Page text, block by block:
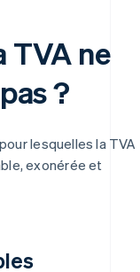
TVA ne
?
lesquelles la TVA
exonérée et